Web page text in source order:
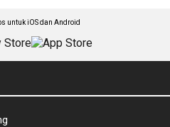
untuk iOS dan Android